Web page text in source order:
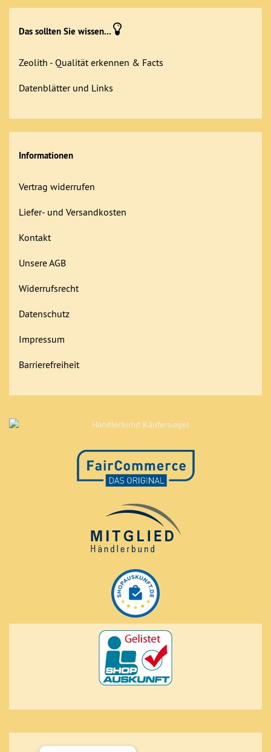
Das sollten Sie wissen...
Zeolith - Qualität erkennen & Facts
Datenblätter und Links
Informationen
Vertrag widerrufen
Liefer- und Versandkosten
Kontakt
Unsere AGB
Widerrufsrecht
Datenschutz
Impressum
Barrierefreiheit